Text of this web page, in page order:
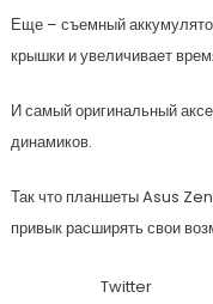
Еще – съемный
крышки и увеличивает
И самый оригинальный
динамиков.
Так что планшеты Asus
привык расширять свои
Twitter